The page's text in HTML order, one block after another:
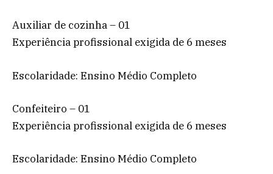
Auxiliar de cozinha – 01
Experiência profissional exigida de 6 meses
Escolaridade: Ensino Médio Completo
Confeiteiro – 01
Experiência profissional exigida de 6 meses
Escolaridade: Ensino Médio Completo